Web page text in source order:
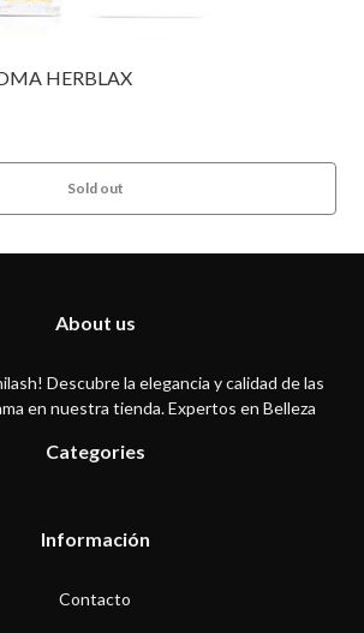
HERBLAX
Sold out
About us
Descubre la elegancia y calidad de las
en nuestra tienda. Expertos en Belleza
Categories
Información
Contacto